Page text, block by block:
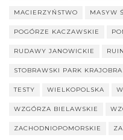
MACIERZYŃSTWO MASYW
POGÓRZE KACZAWSKIE
RUDAWY JANOWICKIE
STOBRAWSKI PARK
TESTY WIELKOPOLSKA
WZGÓRZA BIELAWSKIE
ZACHODNIOPOMORSKIE